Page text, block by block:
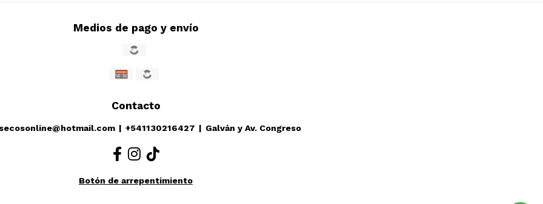
Medios de pago y envío
Contacto
| +541130216427 | Galván y Av. Congreso
Botón de arrepentimiento